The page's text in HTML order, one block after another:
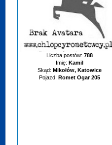
Liczba postów:788
Imię: Kamil
Skąd: Mikołów, Katowice
Pojazd: Romet Ogar 205